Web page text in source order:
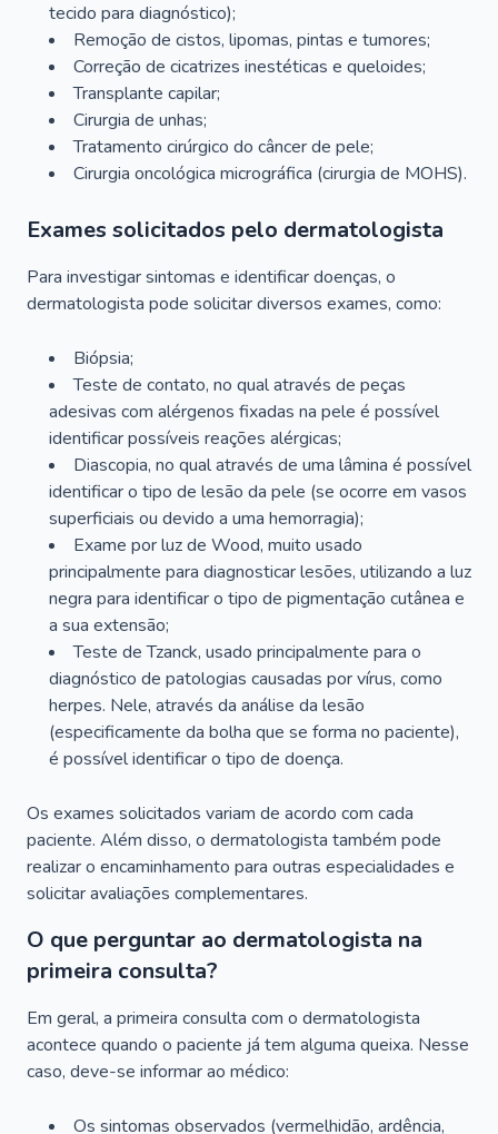
tecido para diagnóstico);
Remoção de cistos, lipomas, pintas e tumores;
Correção de cicatrizes inestéticas e queloides;
Transplante capilar;
Cirurgia de unhas;
Tratamento cirúrgico do câncer de pele;
Cirurgia oncológica micrográfica (cirurgia de MOHS).
Exames solicitados pelo dermatologista
Para investigar sintomas e identificar doenças, o
dermatologista pode solicitar diversos exames, como:
Biópsia;
Teste de contato, no qual através de peças
adesivas com alérgenos fixadas na pele é possível
identificar possíveis reações alérgicas;
Diascopia, no qual através de uma lâmina é possível
identificar o tipo de lesão da pele (se ocorre em vasos
superficiais ou devido a uma hemorragia);
Exame por luz de Wood, muito usado
principalmente para diagnosticar lesões, utilizando a luz
negra para identificar o tipo de pigmentação cutânea e
a sua extensão;
Teste de Tzanck, usado principalmente para o
diagnóstico de patologias causadas por vírus, como
herpes. Nele, através da análise da lesão
(especificamente da bolha que se forma no paciente),
é possível identificar o tipo de doença.
Os exames solicitados variam de acordo com cada
paciente. Além disso, o dermatologista também pode
realizar o encaminhamento para outras especialidades e
solicitar avaliações complementares.
O que perguntar ao dermatologista na
primeira consulta?
Em geral, a primeira consulta com o dermatologista
acontece quando o paciente já tem alguma queixa. Nesse
caso, deve-se informar ao médico:
Os sintomas observados (vermelhidão, ardência,